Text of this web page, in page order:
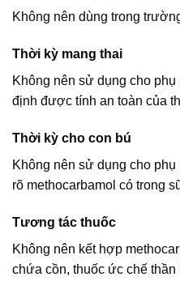
Không nên dùng trong
Thời kỳ mang thai
Không nên sử dụng cho
định được tính an toàn của
Thời kỳ cho con bú
Không nên sử dụng cho
rõ methocarbamol có trong
Tương tác thuốc
Không nên kết hợp
chứa cồn, thuốc ức chế